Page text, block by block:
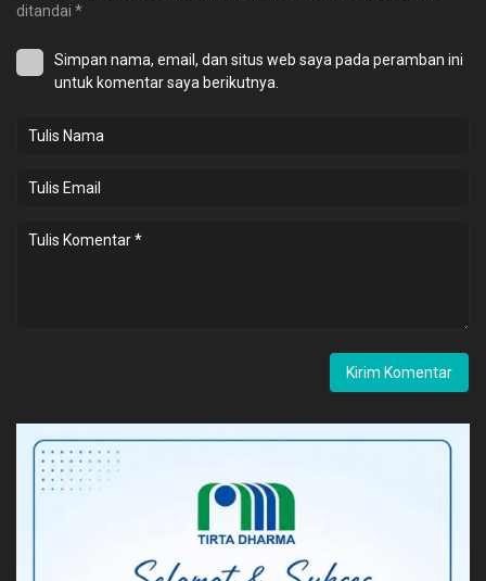
ditandai *
Simpan nama, email, dan situs web saya pada peramban ini
untuk komentar saya berikutnya.